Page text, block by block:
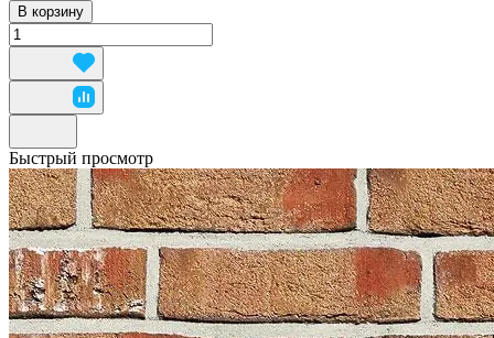
В корзину
Быстрый просмотр